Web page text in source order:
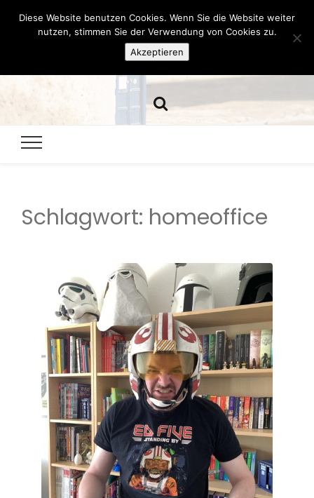
Hazamelistan
Schlagwort: homeoffice
Diese Website benutzen Cookies. Wenn Sie die Website weiter
nutzen, stimmen Sie der Verwendung von Cookies zu.
Akzeptieren